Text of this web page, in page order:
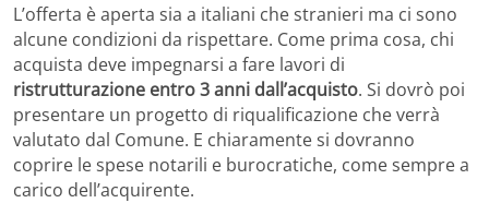
L’offerta è aperta sia a italiani che stranieri ma ci sono
alcune condizioni da rispettare. Come prima cosa, chi
acquista deve impegnarsi a fare lavori di
ristrutturazione entro 3 anni dall’acquisto. Si dovrò poi
presentare un progetto di riqualificazione che verrà
valutato dal Comune. E chiaramente si dovranno
coprire le spese notarili e burocratiche, come sempre a
carico dell’acquirente.